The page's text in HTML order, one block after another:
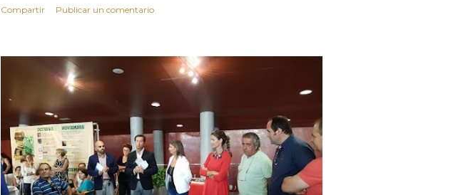
Compartir Publicar un comentario